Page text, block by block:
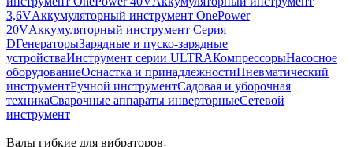
3,6VАккумуляторный инструмент OnePower
20VАккумуляторный инструмент Серия
DГенераторыЗарядные и пуско-зарядные
устройстваИнструмент серии ULTRAКомпрессорыНасосное
оборудованиеОснастка и принадлежностиПневматический
инструментРучной инструментСадовая и уборочная
техникаСварочные аппараты инверторныеСетевой
инструмент
—
Валы гибкие для вибраторов